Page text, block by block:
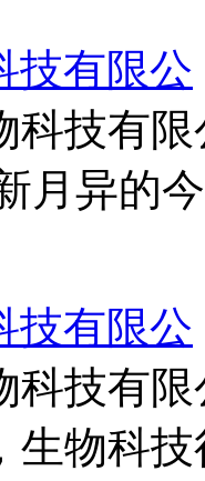
技有限公
科技有
月异的
技有限公
科技有
生物科